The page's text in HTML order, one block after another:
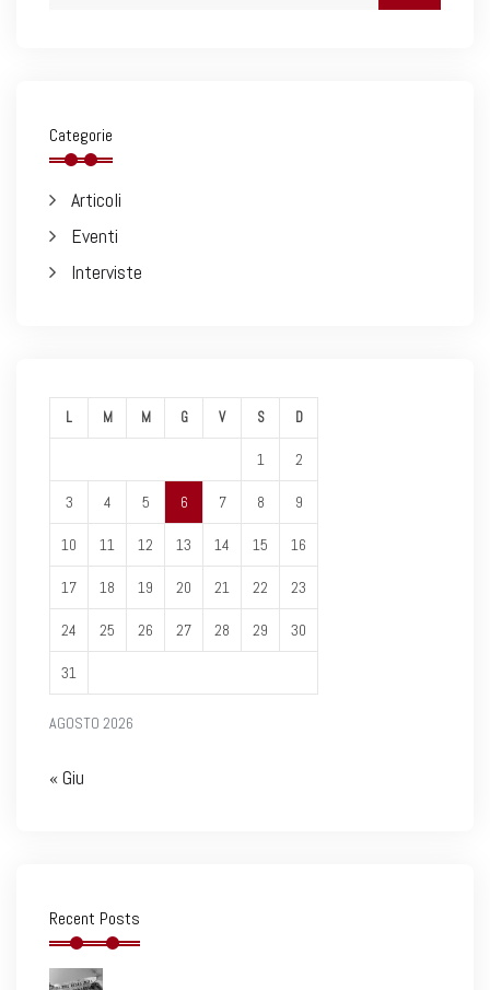
Categorie
Articoli
Eventi
Interviste
AGOSTO 2026
L M M G V S D
1 2
3 4 5 6 7 8 9
10 11 12 13 14 15 16
17 18 19 20 21 22 23
24 25 26 27 28 29 30
31
« Giu
Recent Posts